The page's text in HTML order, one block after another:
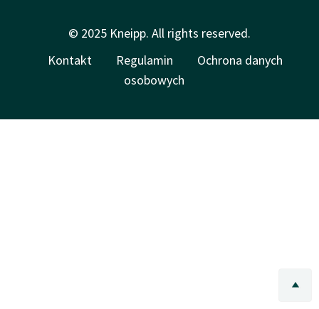
© 2025 Kneipp. All rights reserved.
Kontakt
Regulamin
Ochrona danych
osobowych